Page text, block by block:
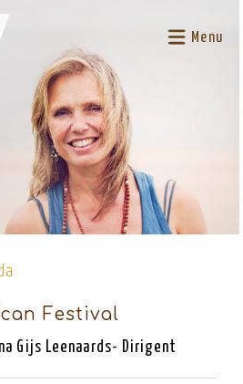
Menu
Festival
Gijs Leenaards- Dirigent